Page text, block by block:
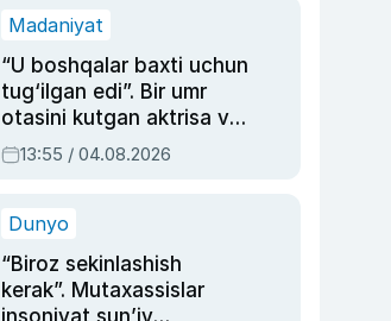
Madaniyat
“U boshqalar baxti uchun
tug‘ilgan edi”. Bir umr
otasini kutgan aktrisa va
dublyaj ustasi Rimma
Ahmedovaning
13:55 / 04.08.2026
Dunyo
“Biroz sekinlashish
kerak”. Mutaxassislar
insoniyat sun’iy